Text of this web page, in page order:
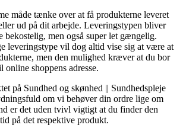
måde tænke over at få produkterne leveret
ud på dit arbejde. Leveringstypen bliver
bekostelig, men også super let gængelig.
leveringstype vil dog altid vise sig at være at
men den mulighed kræver at du bor
online shoppens adresse.
på Sundhed og skønhed || Sundhedspleje
om vi behøver din ordre lige om
er det uden tvivl vigtigt at du finder den
på det respektive produkt.